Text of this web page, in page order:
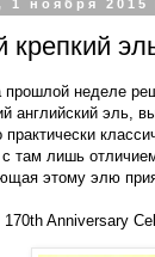
1 ноября 2015
крепкий
прошлой неделе
английский эль,
практически
там лишь
этому элю
Anniversary